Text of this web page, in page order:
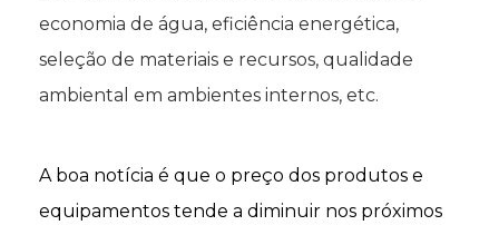
economia de água, eficiência energética,
seleção de materiais e recursos, qualidade
ambiental em ambientes internos, etc.
A boa notícia é que o preço dos produtos e
equipamentos tende a diminuir nos próximos